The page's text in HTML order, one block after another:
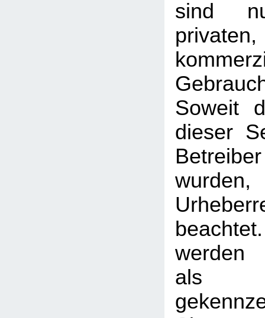
sind
Soweit
dieser
werden
als